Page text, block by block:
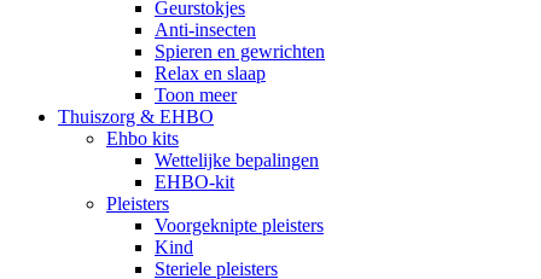
Geurstokjes
Anti-insecten
Spieren en gewrichten
Relax en slaap
Toon meer
Thuiszorg & EHBO
Ehbo kits
Wettelijke bepalingen
EHBO-kit
Pleisters
Voorgeknipte pleisters
Kind
Steriele pleisters